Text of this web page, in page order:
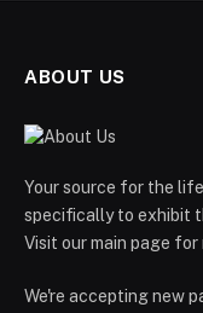
ABOUT US
Your source for the
specifically to exhibit
Visit our main page for
We're accepting new